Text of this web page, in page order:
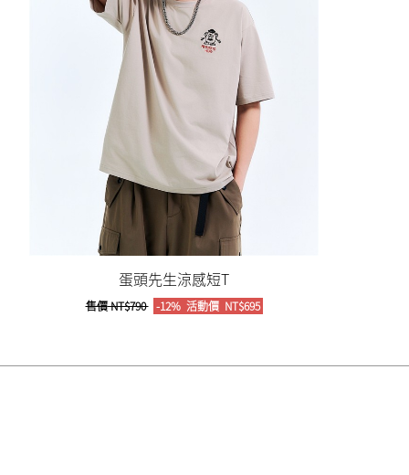
蛋頭先生涼感短T
售價NT$790 -12% 活動價NT$695